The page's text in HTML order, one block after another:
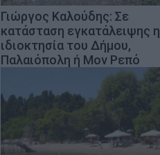
Γιώργος Καλούδης: Σε
κατάσταση εγκατάλειψης η
ιδιοκτησία του Δήμου,
Παλαιόπολη ή Μον Ρεπό